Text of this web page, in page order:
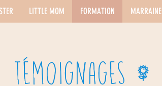
LITTLE MOM FORMATION MARRAINE
Témoignages